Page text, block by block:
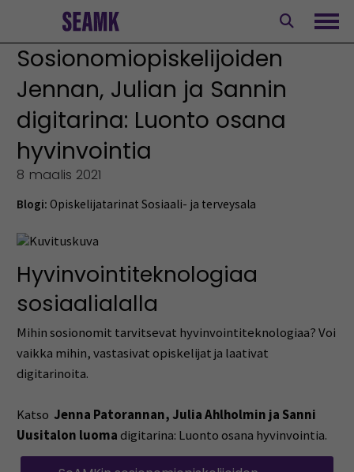
Sosionomiopiskelijoiden
Jennan, Julian ja Sannin
digitarina: Luonto osana
hyvinvointia
8 maalis 2021
Blogi: Opiskelijatarinat Sosiaali- ja terveysala
Hyvinvointiteknologiaa
sosiaalialalla
Mihin sosionomit tarvitsevat hyvinvointiteknologiaa? Voi
vaikka mihin, vastasivat opiskelijat ja laativat
digitarinoita.
Katso Jenna Patorannan, Julia Ahlholmin ja Sanni
Uusitalon luomadigitarina: Luonto osana hyvinvointia.